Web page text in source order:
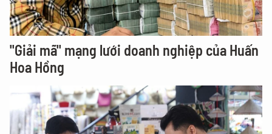
"Giải mã" mạng lưới doanh nghiệp của Huấn
Hoa Hồng